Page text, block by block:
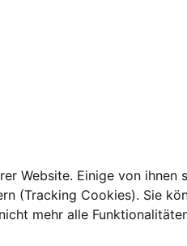
Website. Einige von
(Tracking Cookies). Sie
mehr alle